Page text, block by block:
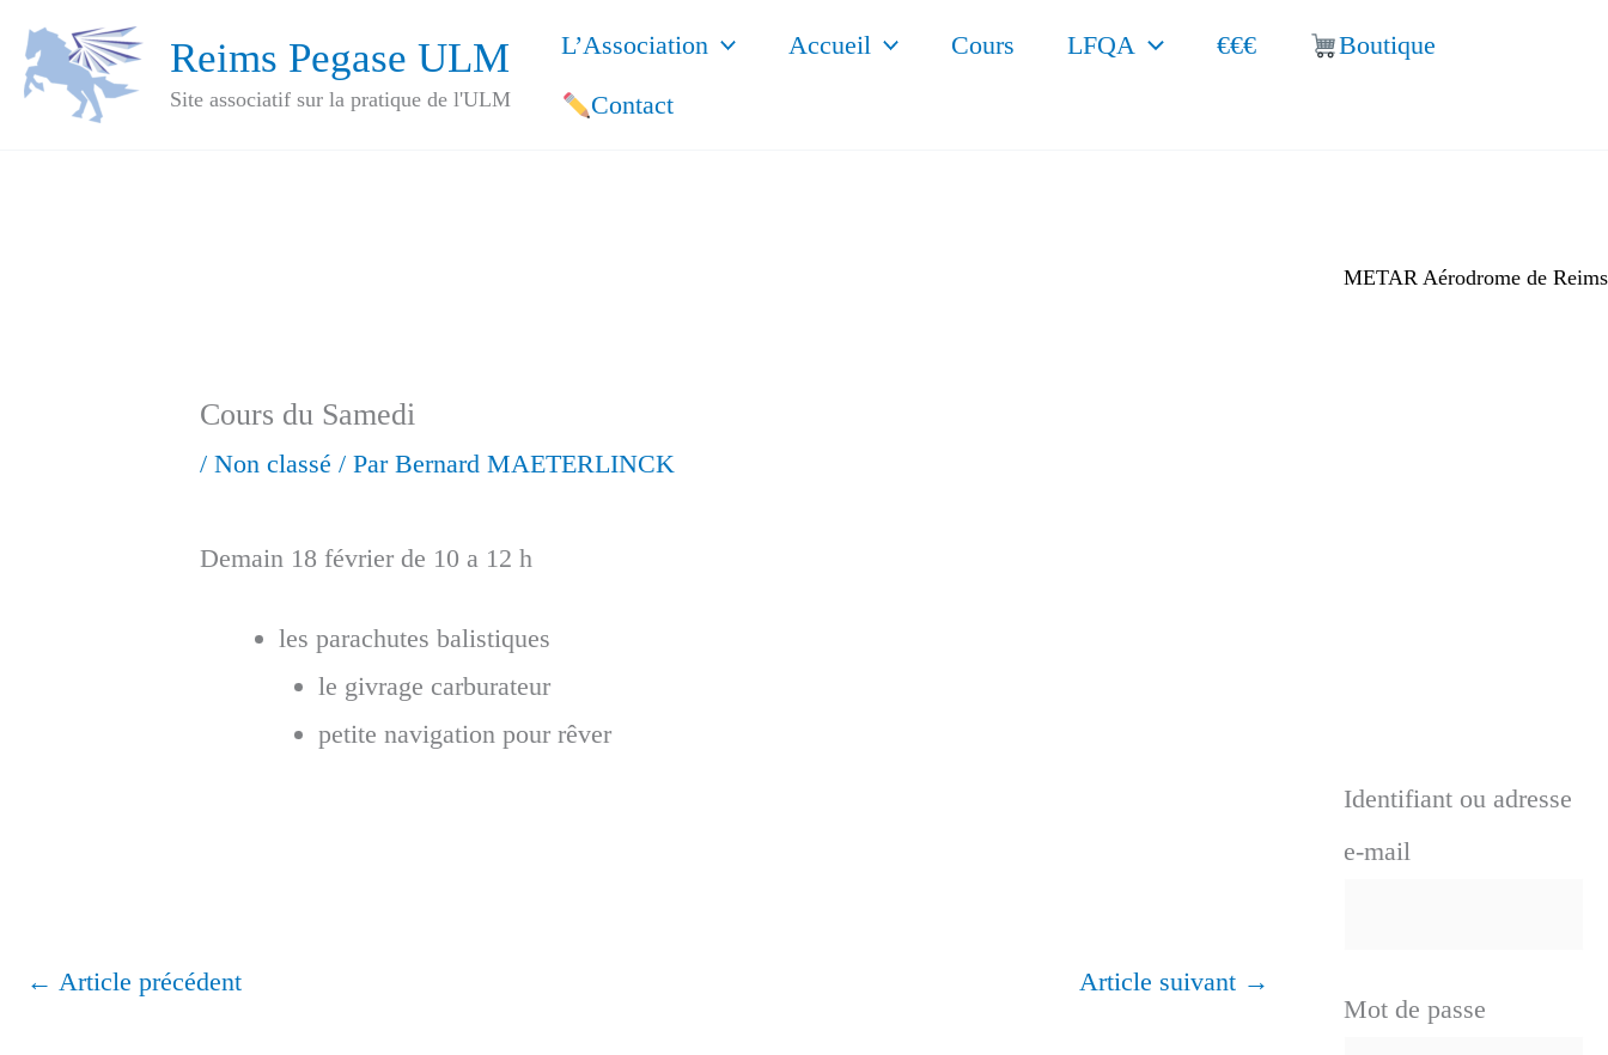
Aller
contenu
Reims Pegase ULM
Site associatif sur la pratique de l'ULM
L’Association Accueil Cours LFQA €€€
Boutique
Contact
Cours du Samedi
/ Non classé / Par Bernard MAETERLINCK
Demain 18 février de 10 a 12 h
les parachutes balistiques
le givrage carburateur
petite navigation pour rêver
← Article précédent Article suivant →
METAR Aérodrome de
Identifiant ou adresse
e-mail
Mot de passe